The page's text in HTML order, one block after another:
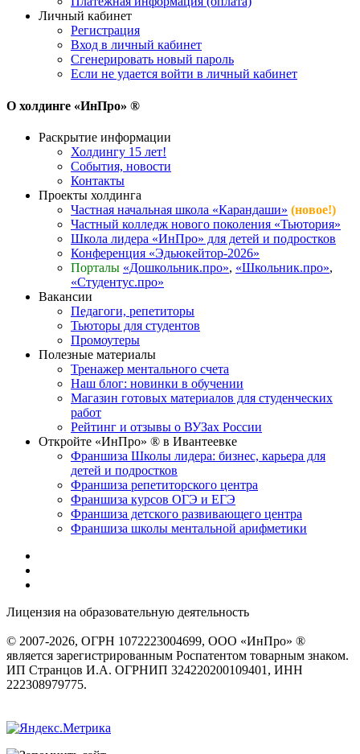
Личный кабинет
Регистрация
Вход в личный кабинет
Сгенерировать новый пароль
Если не удается войти в личный кабинет
О холдинге «ИнПро» ®
Раскрытие информации
Холдингу 15 лет!
События, новости
Контакты
Проекты холдинга
Частная начальная школа «Карандаши» (новое!)
Частный колледж нового поколения «Тьютория»
Школа лидера «ИнПро» для детей и подростков
Конференция «Эдьюкейтор-2026»
Порталы «Дошкольник.про», «Школьник.про»,
«Студентус.про»
Вакансии
Педагоги, репетиторы
Тьюторы для студентов
Промоутеры
Полезные материалы
Тренажер ментального счета
Наш блог: новинки в обучении
Магазин готовых материалов для студенческих
работ
Рейтинг и отзывы о ВУЗах России
Откройте «ИнПро» ® в Ивантеевке
Франшиза Школы лидера: бизнес, карьера для
детей и подростков
Франшиза репетиторского центра
Франшиза курсов ОГЭ и ЕГЭ
Франшиза детского развивающего центра
Франшиза школы ментальной арифметики
Лицензия на образовательную деятельность
© 2007-2026, ОГРН 1072223004699, ООО «ИнПро» ®
является зарегистрированным Роспатентом товарным знаком.
ИП Странцов И.А. ОГРНИП 324220200109401, ИНН
222308979775.